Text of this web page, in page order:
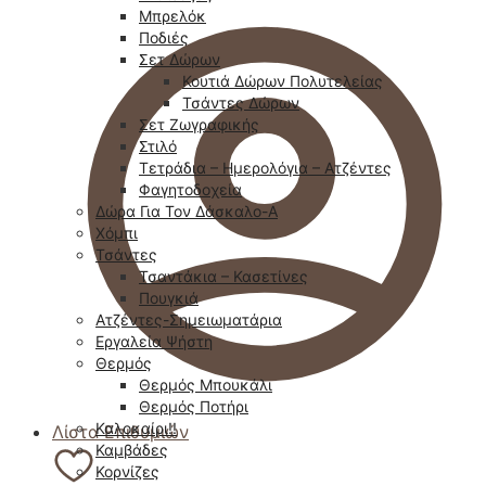
Λίστα Επιθυμιών
Μπρελόκ
Ποδιές
Σετ Δώρων
Κουτιά Δώρων Πολυτελείας
Τσάντες Δώρων
Σετ Ζωγραφικής
Στιλό
Τετράδια – Ημερολόγια – Ατζέντες
Φαγητοδοχεία
Δώρα Για Τον Δάσκαλο-Α
Χόμπι
Τσάντες
Τσαντάκια – Κασετίνες
Πουγκιά
Ατζέντες-Σημειωματάρια
Εργαλεία Ψήστη
Θερμός
Θερμός Μπουκάλι
Θερμός Ποτήρι
Καλοκαίρι!!
Καμβάδες
Κορνίζες